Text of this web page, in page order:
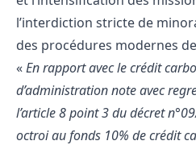
l’interdiction stricte de
des procédures modernes
«En rapport avec le crédit
d’administration note avec
l’article 8 point 3 du décret
octroi au fonds 10% de crédit